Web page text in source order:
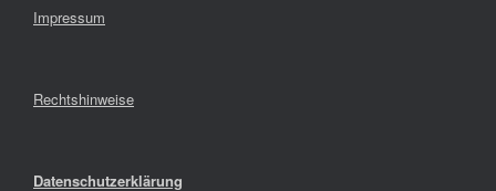
Impressum
Rechtshinweise
Datenschutzerklärung